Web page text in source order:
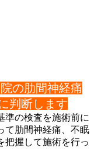
の肋間神経痛
判断します
準の検査を施術前に
て肋間神経痛、不眠
把握して施術を行っ